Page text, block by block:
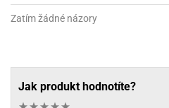
Zatím žádné názory
Jak produkt hodnotíte?